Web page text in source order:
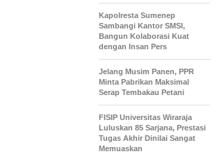
Kapolresta Sumenep
Sambangi Kantor SMSI,
Bangun Kolaborasi Kuat
dengan Insan Pers
Jelang Musim Panen, PPR
Minta Pabrikan Maksimal
Serap Tembakau Petani
FISIP Universitas Wiraraja
Luluskan 85 Sarjana, Prestasi
Tugas Akhir Dinilai Sangat
Memuaskan